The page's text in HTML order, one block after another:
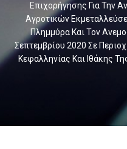
Επιχορήγησης Για Την
Αγροτικών
Πλημμύρα Και Τον
Σεπτεμβρίου 2020 Σε
Κεφαλληνίας Και Ιθάκης